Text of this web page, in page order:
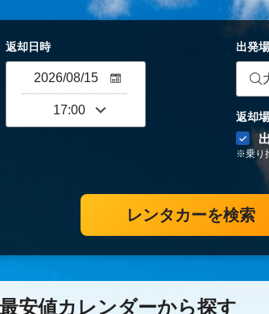
返却日時 出発
返却
※乗り
レンタカーを検索
安値カレンダーから探す